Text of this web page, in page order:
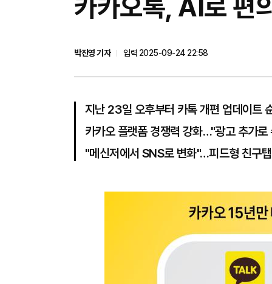
카카오톡, AI로 편
박진영 기자 입력 2025-09-24 22:58
지난 23일 오후부터 카톡 개편 업데이트
카카오 플랫폼 경쟁력 강화…"광고 추가로
"메신저에서 SNS로 변화"…피드형 친구